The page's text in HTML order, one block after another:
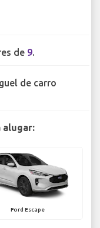
de 9.
de carro
alugar:
Ford Escape